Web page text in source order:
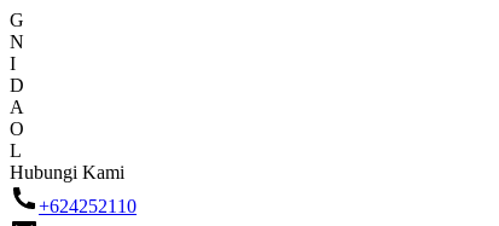
G
N
I
D
A
O
L
Skip
to
content
Hubungi Kami
+624252110